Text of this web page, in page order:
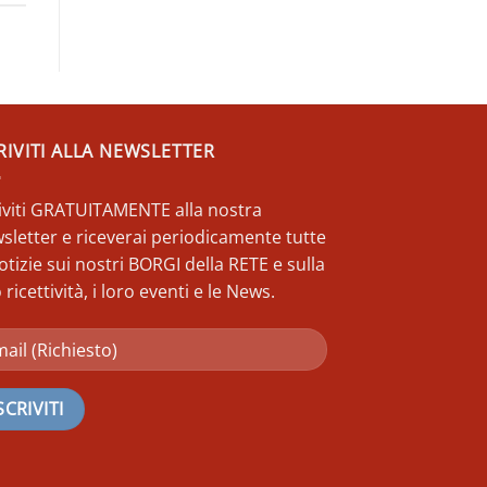
ALLA NEWSLETTER
GRATUITAMENTE alla nostra
e riceverai periodicamente tutte
sui nostri BORGI della RETE e sulla
ricettività, i loro eventi e le News.